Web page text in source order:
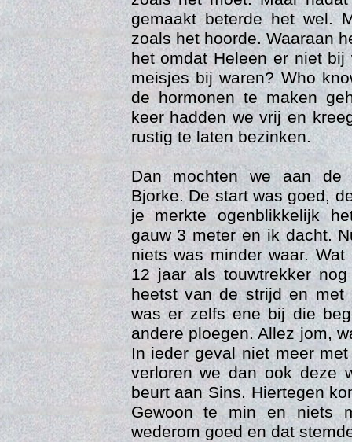
gemaakt beterde het wel.
zoals het hoorde. Waaraan
het omdat Heleen er niet
meisjes bij waren? Who
de hormonen te maken
keer hadden we vrij en
rustig te laten bezinken.
Dan mochten we aan de
Bjorke. De start was goed,
je merkte ogenblikkelijk
gauw 3 meter en ik dacht.
niets was minder waar.
12 jaar als touwtrekker
heetst van de strijd en
was er zelfs ene bij die
andere ploegen. Allez jom,
In ieder geval niet meer
verloren we dan ook deze
beurt aan Sins. Hiertegen
Gewoon te min en niets
wederom goed en dat